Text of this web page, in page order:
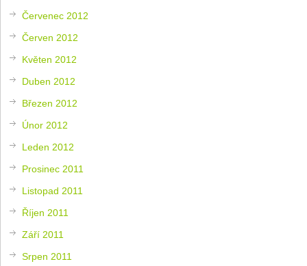
Červenec 2012
Červen 2012
Květen 2012
Duben 2012
Březen 2012
Únor 2012
Leden 2012
Prosinec 2011
Listopad 2011
Říjen 2011
Září 2011
Srpen 2011